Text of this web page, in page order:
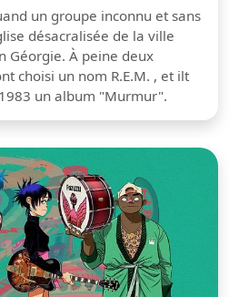
un groupe inconnu et sans
désacralisée de la ville
Géorgie. À peine deux
choisi un nom R.E.M. , et ilt
un album "Murmur".